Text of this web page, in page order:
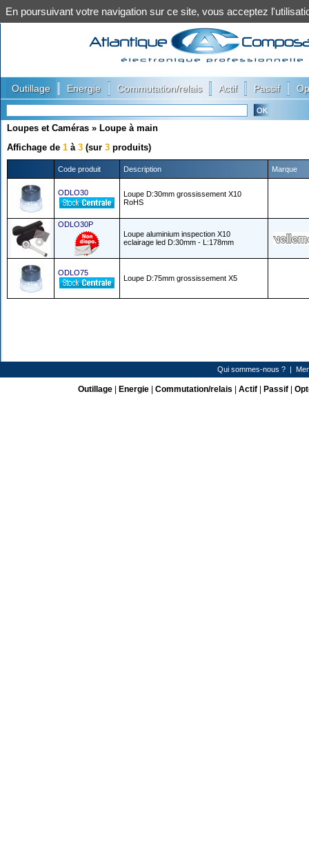
Outillage Energie Commutation/relais Actif Passif
Loupes et Caméras » Loupe à main
Affichage de 1 à 3 (sur 3 produits)
Code produit Description Marque
ODLO30
Loupe D:30mm grossissement X10
RoHS
ODLO30P
Loupe aluminium inspection X10
eclairage led D:30mm - L:178mm
ODLO75
Loupe D:75mm grossissement X5
Qui sommes-nous ? |
Outillage| Energie| Commutation/relais Actif| Passif|
En poursuivant votre navigation sur ce site, vous acceptez